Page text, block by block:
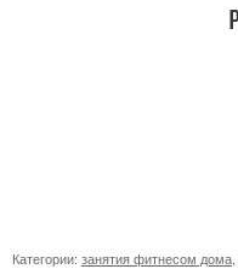
Категории: занятия фитнесом дома